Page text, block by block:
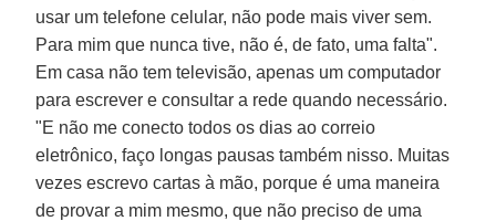
usar um telefone celular, não pode mais viver sem.
Para mim que nunca tive, não é, de fato, uma falta".
Em casa não tem televisão, apenas um computador
para escrever e consultar a rede quando necessário.
"E não me conecto todos os dias ao correio
eletrônico, faço longas pausas também nisso. Muitas
vezes escrevo cartas à mão, porque é uma maneira
de provar a mim mesmo, que não preciso de uma